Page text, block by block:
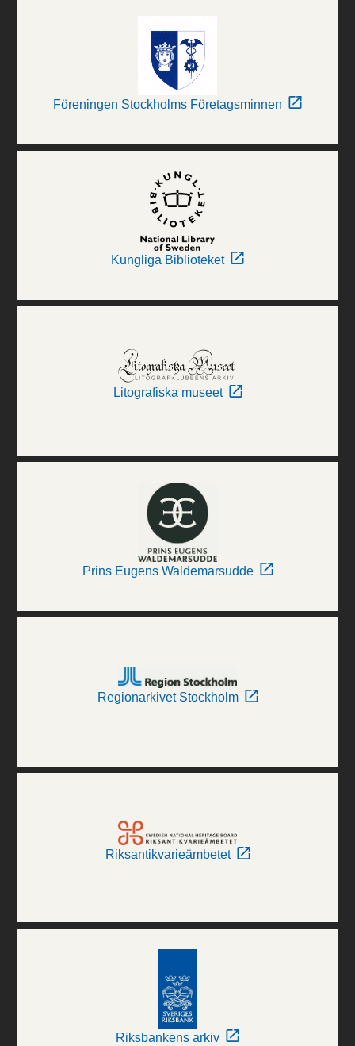
Föreningen Stockholms Företagsminnen
Kungliga Biblioteket
Litografiska museet
Prins Eugens Waldemarsudde
Regionarkivet Stockholm
Riksantikvarieämbetet
Riksbankens arkiv